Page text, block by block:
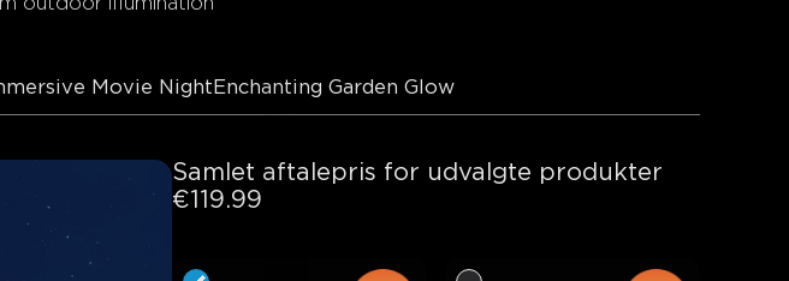
Movie Night Enchanting Garden Glow
Samlet aftalepris for udvalgte produkter
€119.99